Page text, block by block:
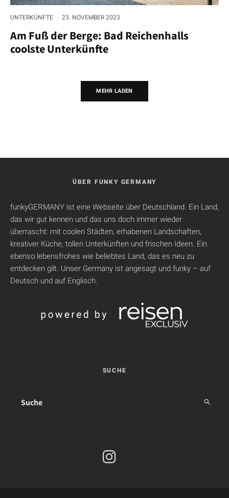
UNTERKÜNFTE · 23. NOVEMBER 2023
Am Fuß der Berge: Bad Reichenhalls
coolste Unterkünfte
MEHR LADEN
ÜBER FUNKY GERMANY
funkyGERMANY ist eine Webseite über Deutschland. Ein Land,
das wir gut kennen und das uns doch immer wieder
überrascht: mit coolen Städten, erhabenen Landschaften,
kreativer Küche, tollen Unterkünften und frischen Ideen. Ein
ebenso lebensfrohes wie beliebtes Land, das es neu zu
entdecken gilt. Unser Germany ist angesagt und funky – auf
Deutsch und auf Englisch.
SUCHE